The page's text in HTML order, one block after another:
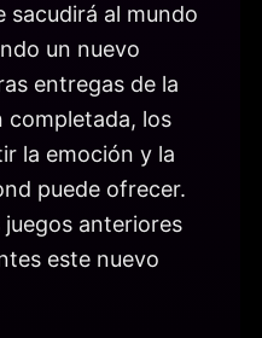
sacudirá al mundo
un nuevo
entregas de la
completada, los
la emoción y la
puede ofrecer.
anteriores
este nuevo